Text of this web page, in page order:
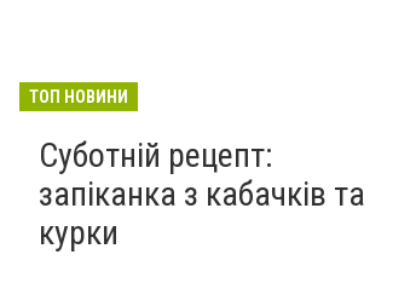
ТОП НОВИНИ
Суботній рецепт:
запіканка з кабачків та
курки